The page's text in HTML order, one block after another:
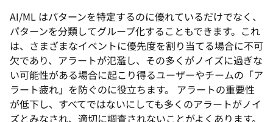
AI/ML はパターンを特定するのに優れているだけでなく、
パターンを分類してグループ化することもできます。これ
は、さまざまなイベントに優先度を割り当てる場合に不可
欠であり、アラートが氾濫し、その多くがノイズに過ぎな
い可能性がある場合に起こり得るユーザーやチームの「ア
ラート疲れ」を防ぐのに役立ちます。 アラートの重要性
が低下し、すべてではないにしても多くのアラートがノイ
ズとみなされ、適切に調査されないことがよくあります。